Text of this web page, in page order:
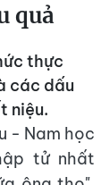
quả
thực
các dấu
niệu.
- Nam học
tử nhất